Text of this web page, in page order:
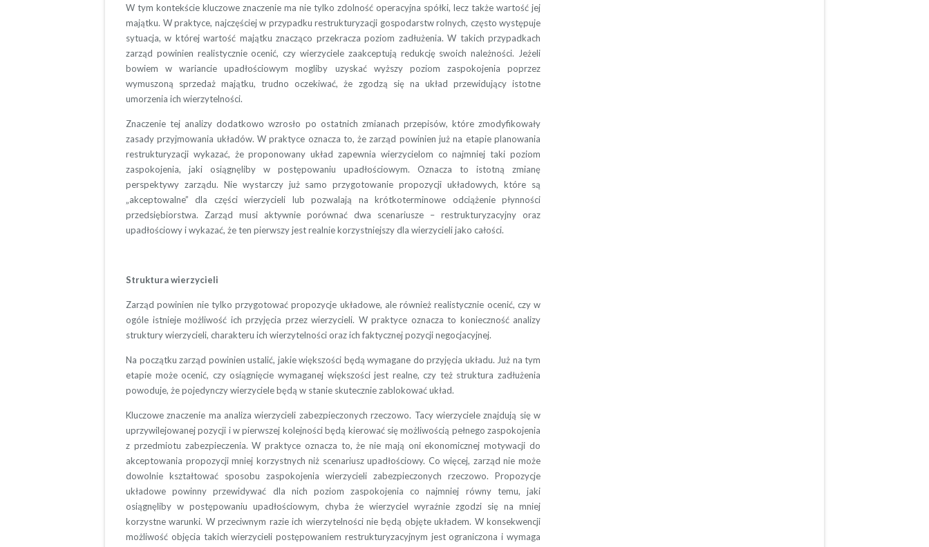
W tym kontekście kluczowe znaczenie ma nie tylko zdolność operacyjna spółki, lecz także wartość jej
majątku. W praktyce, najczęściej w przypadku restrukturyzacji gospodarstw rolnych, często występuje
sytuacja, w której wartość majątku znacząco przekracza poziom zadłużenia. W takich przypadkach
zarząd powinien realistycznie ocenić, czy wierzyciele zaakceptują redukcję swoich należności. Jeżeli
bowiem w wariancie upadłościowym mogliby uzyskać wyższy poziom zaspokojenia poprzez
wymuszoną sprzedaż majątku, trudno oczekiwać, że zgodzą się na układ przewidujący istotne
umorzenia ich wierzytelności.
Znaczenie tej analizy dodatkowo wzrosło po ostatnich zmianach przepisów, które zmodyfikowały
zasady przyjmowania układów. W praktyce oznacza to, że zarząd powinien już na etapie planowania
restrukturyzacji wykazać, że proponowany układ zapewnia wierzycielom co najmniej taki poziom
zaspokojenia, jaki osiągnęliby w postępowaniu upadłościowym. Oznacza to istotną zmianę
perspektywy zarządu. Nie wystarczy już samo przygotowanie propozycji układowych, które są
„akceptowalne” dla części wierzycieli lub pozwalają na krótkoterminowe odciążenie płynności
przedsiębiorstwa. Zarząd musi aktywnie porównać dwa scenariusze – restrukturyzacyjny oraz
upadłościowy i wykazać, że ten pierwszy jest realnie korzystniejszy dla wierzycieli jako całości.
Struktura wierzycieli
Zarząd powinien nie tylko przygotować propozycje układowe, ale również realistycznie ocenić, czy w
ogóle istnieje możliwość ich przyjęcia przez wierzycieli. W praktyce oznacza to konieczność analizy
struktury wierzycieli, charakteru ich wierzytelności oraz ich faktycznej pozycji negocjacyjnej.
Na początku zarząd powinien ustalić, jakie większości będą wymagane do przyjęcia układu. Już na tym
etapie może ocenić, czy osiągnięcie wymaganej większości jest realne, czy też struktura zadłużenia
powoduje, że pojedynczy wierzyciele będą w stanie skutecznie zablokować układ.
Kluczowe znaczenie ma analiza wierzycieli zabezpieczonych rzeczowo. Tacy wierzyciele znajdują się w
uprzywilejowanej pozycji i w pierwszej kolejności będą kierować się możliwością pełnego zaspokojenia
z przedmiotu zabezpieczenia. W praktyce oznacza to, że nie mają oni ekonomicznej motywacji do
akceptowania propozycji mniej korzystnych niż scenariusz upadłościowy. Co więcej, zarząd nie może
dowolnie kształtować sposobu zaspokojenia wierzycieli zabezpieczonych rzeczowo. Propozycje
układowe powinny przewidywać dla nich poziom zaspokojenia co najmniej równy temu, jaki
osiągnęliby w postępowaniu upadłościowym, chyba że wierzyciel wyraźnie zgodzi się na mniej
korzystne warunki. W przeciwnym razie ich wierzytelności nie będą objęte układem. W konsekwencji
możliwość objęcia takich wierzycieli postępowaniem restrukturyzacyjnym jest ograniczona i wymaga